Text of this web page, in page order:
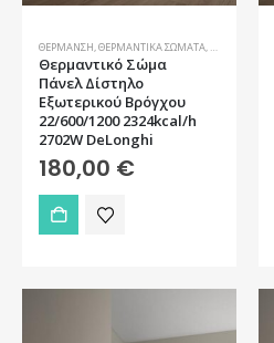
ΘΈΡΜΑΝΣΗ,ΘΕΡΜΑΝΤΙΚΆ ΣΏΜΑΤΑ, ΣΏΜΑΤΑ
Θερμαντικό Σώμα
Πάνελ Δίστηλο
Εξωτερικού Βρόγχου
22/600/1200 2324kcal/h
2702W DeLonghi
180,00 €